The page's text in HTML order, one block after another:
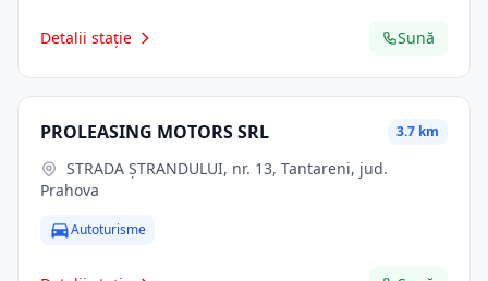
Detalii stație Sună
PROLEASING MOTORS SRL 3.7 km
Prahova
Autoturisme